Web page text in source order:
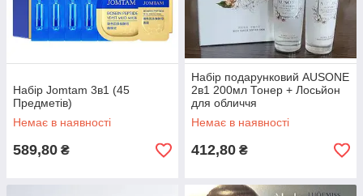
Набір Jomtam 3в1 (45
Предметів)
Немає в наявності
589,80 ₴
Набір подарунковий AUSONE
2в1 200мл Тонер + Лосьйон
для обличчя
Немає в наявності
412,80 ₴